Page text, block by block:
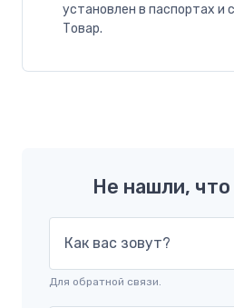
установлен в паспортах и
Товар.
Не нашли, что
Как вас зовут?
Для обратной связи.